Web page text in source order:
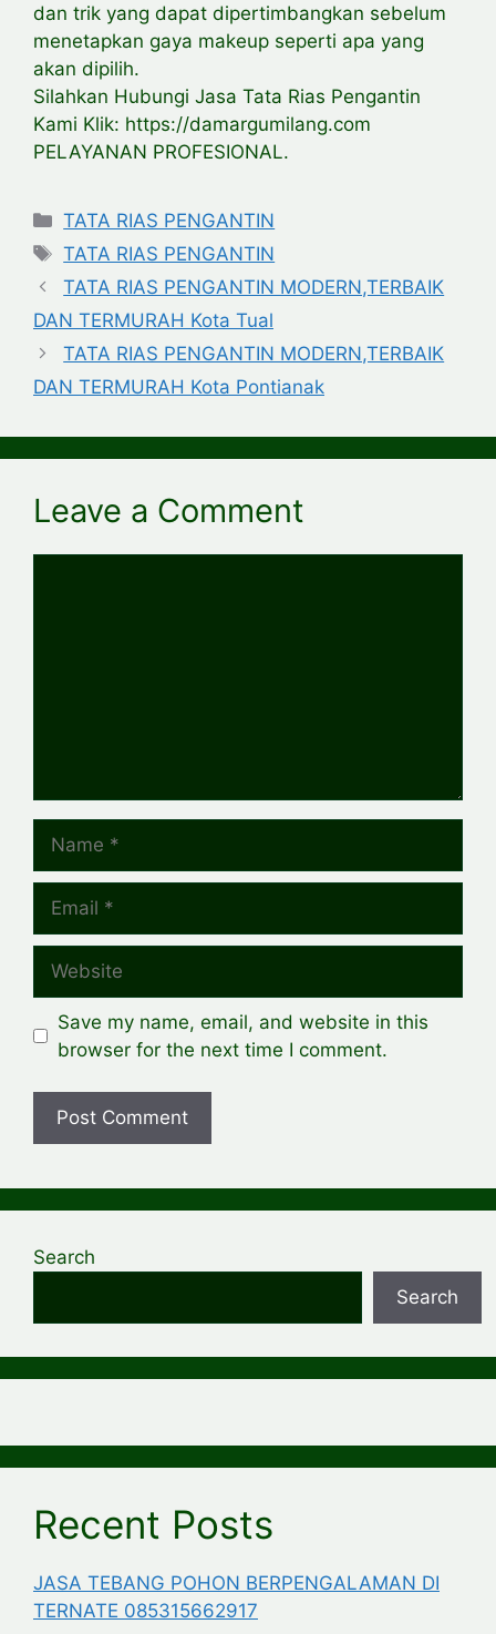
dan trik yang dapat dipertimbangkan sebelum
menetapkan gaya makeup seperti apa yang
akan dipilih.
Silahkan Hubungi Jasa Tata Rias Pengantin
Kami Klik: https://damargumilang.com
PELAYANAN PROFESIONAL.
Categories
TATA RIAS PENGANTIN
Tags
TATA RIAS PENGANTIN
TATA RIAS PENGANTIN MODERN,TERBAIK
DAN TERMURAH Kota Tual
TATA RIAS PENGANTIN MODERN,TERBAIK
DAN TERMURAH Kota Pontianak
Leave a Comment
Save my name, email, and website in this
browser for the next time I comment.
Search
Search
Recent Posts
JASA TEBANG POHON BERPENGALAMAN DI
TERNATE 085315662917